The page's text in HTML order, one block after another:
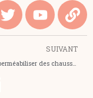
SUIVANT
Comment imperméabiliser des chaussures en daim ?